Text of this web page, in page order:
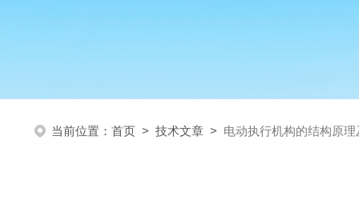
当前位置： 首页 > 技术文章 > 电动执行机构的结构原理